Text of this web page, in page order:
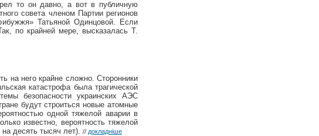
то он давно, а вот в публичную
совета членом Партии регионов
Татьяной Одинцовой. Если
по крайней мере, высказалась Т.
на него крайне сложно. Сторонники
катастрофа была трагической
безопасности украинских АЭС
будут строиться новые атомные
одной тяжелой аварии в
известно, вероятность тяжелой
десять тысяч лет). // докладніше